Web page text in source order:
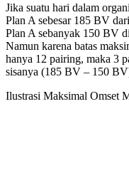
Jika suatu hari dalam
Plan A sebesar 185 BV
Plan A sebanyak 150 BV
Namun karena batas
hanya 12 pairing, maka 3
sisanya (185 BV – 150
Ilustrasi Maksimal Omset